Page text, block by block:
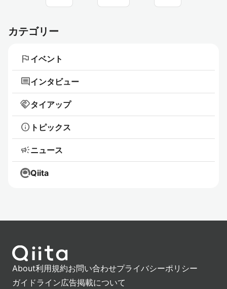
カテゴリー
flag イベント
commentインタビュー
handshakeタイアップ
info トピックス
campaignニュース
Qiita
About利用規約お問い合わせプライバシーポリシー
ガイドライン広告掲載について